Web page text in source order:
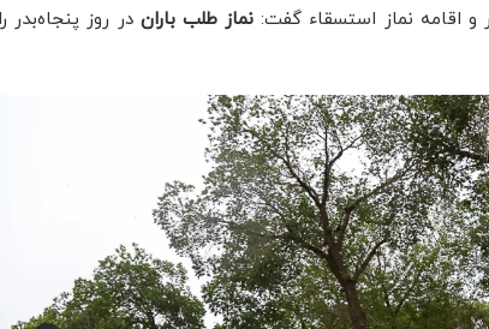
و اقامه نماز استسقاء گفت: نماز طلب باران در روز پنجاه‌بدر